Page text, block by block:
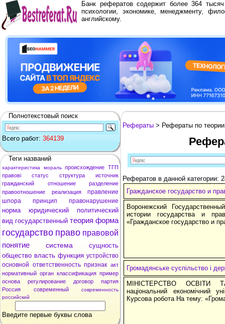
Банк рефератов содержит более 364
психологии, экономике, менеджменту,
английскому.
Полнотекстовый поиск
Всего работ: 364139
Теги названий
характеристика мораль происхождение ТГП
правові
статус структура
источник
гражданский
отношение
разделение
правоотношение
реализация
правление
шпора
принцип правонарушение
норма юридический
политический
вид государственный теория форма
государство право правовой
понятие
система
сущность
общество власть функция устройство
основной ответственность признак акт
нормативный орган классификация пример
основа
регулирование договор
партия
Россия
современный
современность
российский
Введите первые буквы слова
Рефераты > Рефераты по
Рефератов в данной категории:
Гражданское государство и
Воронежский
истории государства и
«Гражданское государство и
Громадянське суспільство і
МІНІСТЕРСТВО ОСВІТИ
національний економічний
Курсова робота На тему: